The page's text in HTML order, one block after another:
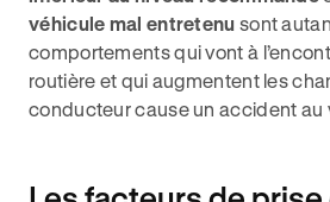
véhicule mal entretenu sont
comportements qui vont à
routière et qui augmentent les
conducteur cause un accident au